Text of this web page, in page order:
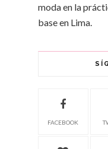
moda en la
base en Lima.
FACEBOOK